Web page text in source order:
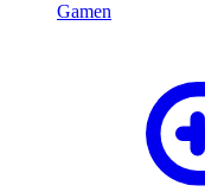
Gamen